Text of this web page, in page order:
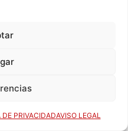
PRIVACIDADAVISO LEGAL